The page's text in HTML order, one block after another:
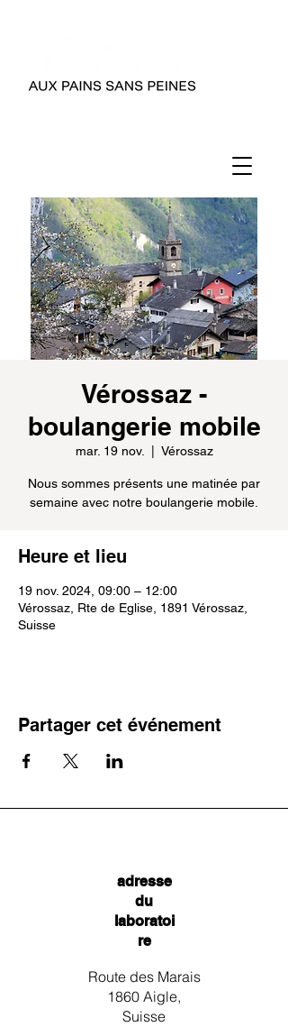
Vérossaz -
boulangerie mobile
mar. 19 nov. Vérossaz
Nous sommes présents une matinée par
semaine avec notre boulangerie mobile.
Heure et lieu
19 nov. 2024, 09:00 – 12:00
Vérossaz, Rte de Eglise, 1891 Vérossaz,
Suisse
Partager cet événement
adresse
du
laboratoi
re
Route des Marais
1860 Aigle,
Suisse